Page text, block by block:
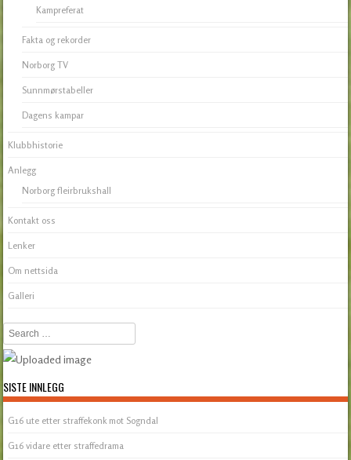
Kampreferat
Fakta og rekorder
Norborg TV
Sunnmørstabeller
Dagens kampar
Klubbhistorie
Anlegg
Norborg fleirbrukshall
Kontakt oss
Lenker
Om nettsida
Galleri
Search
SISTE INNLEGG
G16 ute etter straffekonk mot Sogndal
G16 vidare etter straffedrama